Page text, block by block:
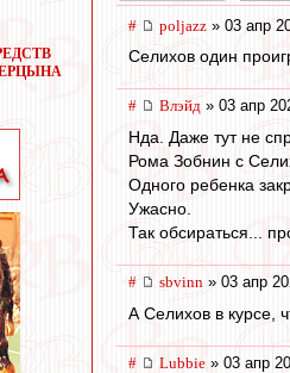
# poljazz » 03 апр
Селихов один
# Влэйд » 03 апр
Нда. Даже тут не
Рома Зобнин с
Одного ребенка
Ужасно.
Так обсираться...
# sbvinn » 03 апр
А Селихов в курсе,
# Lubbie » 03 апр